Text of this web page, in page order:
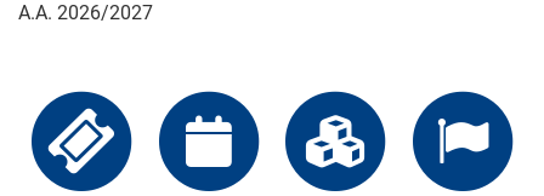
A.A. 2026/2027